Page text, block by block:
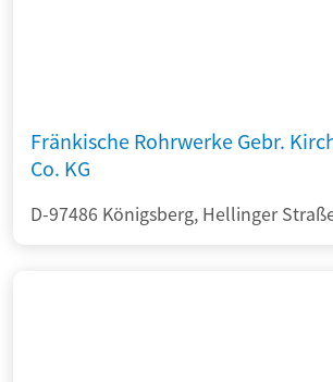
Fränkische Rohrwerke Gebr.
Co. KG
D-97486 Königsberg, Hellinger